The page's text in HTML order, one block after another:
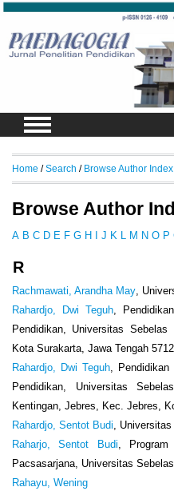
Home /Search / Browse Author Index
Browse Author
A B C D E F G H J K M N O P
R
Rachmawati, Arandha May,
Rahardjo, Dwi Teguh,
Pendidikan, Universitas
Kota Surakarta, Jawa Tengah
Rahardjo, Dwi Teguh,
Pendidikan, Universitas
Kentingan, Jebres, Kec. Jebres,
Rahardjo, Sentot Budi,
Raharjo, Sentot Budi, Program
Pacsasarjana, Universitas
Rahayu, Wening